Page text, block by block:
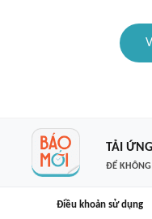
TẢI
ĐỂ KHÔNG
Điều khoản sử dụng